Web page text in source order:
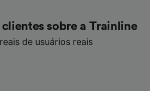
sobre a Trainline
de usuários reais